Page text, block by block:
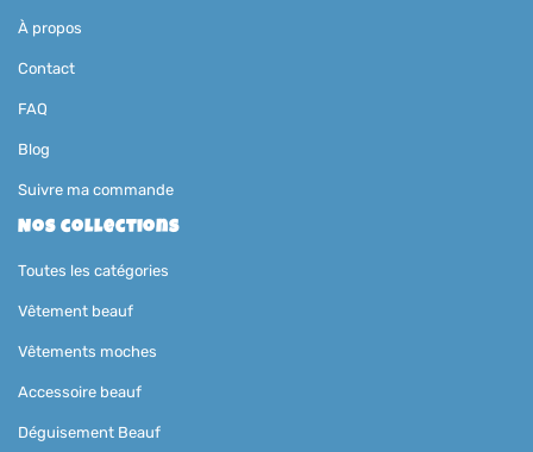
À propos
Contact
FAQ
Blog
Suivre ma commande
Nos collections
Toutes les catégories
Vêtement beauf
Vêtements moches
Accessoire beauf
Déguisement Beauf